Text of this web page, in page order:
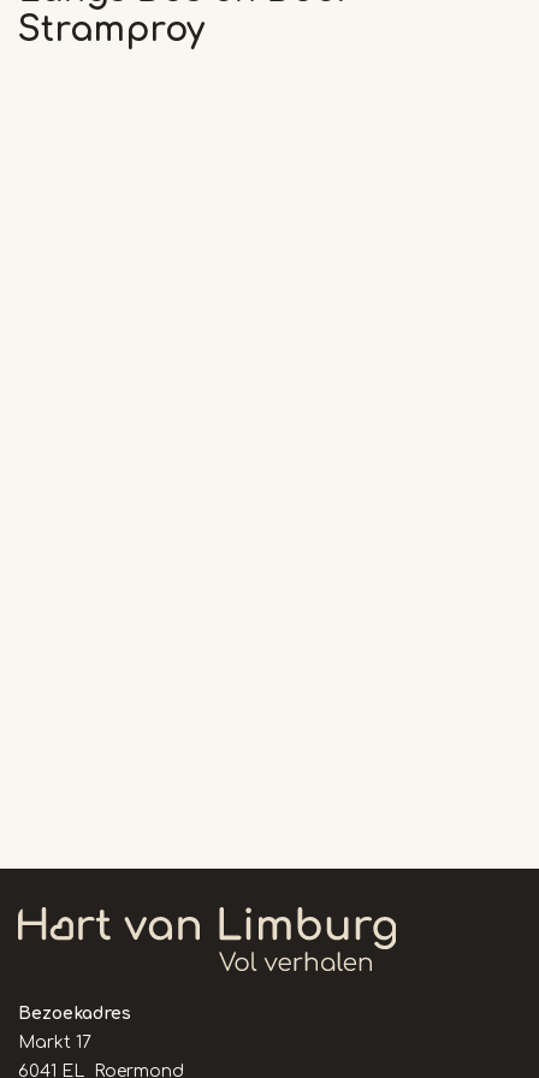
Stramproy
Bezoekadres
Markt 17
6041 EL Roermond